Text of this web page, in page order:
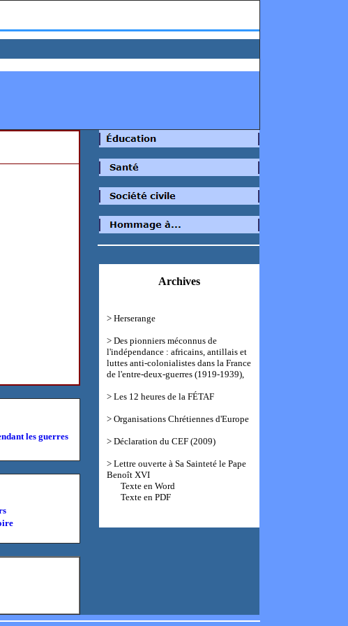
les guerres
Archives
> Herserange
> Des pionniers méconnus de
l'indépendance : africains, antillais et
luttes anti-colonialistes dans la France
de l'entre-deux-guerres (1919-1939),
> Les 12 heures de la FÉTAF
> Organisations Chrétiennes d'Europe
> Déclaration du CEF (2009)
> Lettre ouverte à Sa Sainteté le Pape
Benoît XVI
Texte en Word
Texte en PDF